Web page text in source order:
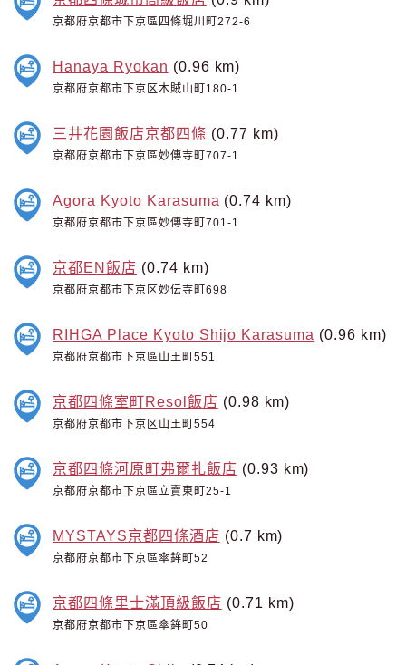
京都府京都市下京區四條堀川町272-6
Hanaya Ryokan (0.96 km)
京都府京都市下京区木賊山町180-1
三井花園飯店京都四條 (0.77 km)
京都府京都市下京區妙傳寺町707-1
Agora Kyoto Karasuma (0.74 km)
京都府京都市下京區妙傳寺町701-1
京都EN飯店 (0.74 km)
京都府京都市下京区妙伝寺町698
RIHGA Place Kyoto Shijo Karasuma (0.96 km)
京都府京都市下京區山王町551
京都四條室町Resol飯店 (0.98 km)
京都府京都市下京区山王町554
京都四條河原町弗爾扎飯店 (0.93 km)
京都府京都市下京區立賣東町25-1
MYSTAYS京都四條酒店 (0.7 km)
京都府京都市下京區傘鉾町52
京都四條里士滿頂級飯店 (0.71 km)
京都府京都市下京區傘鉾町50